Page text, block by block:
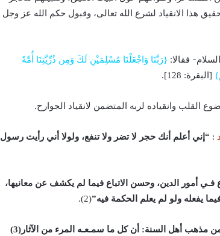
هذا الانقياد لشرع الله تعالى، وقبول حكم الله عز وجل
فقالا: {رَبَّنَا وَاجْعَلْنَا مُسْلِمَيْنِ لَكَ وَمِن ذُرِّيَّتِنَا أُمَّةً
[البقرة: 128].
القلب وانقياده لربه المتضمن لانقياد الجوارح.
: “إني أعلم أنك حجر لا تضر ولا تنفع، ولولا أني رأيت رسول
أمور الدين، وحسن الاتباع فيما لم يكشف عن معانيها،
يفعله ولو لم يعلم الحكمة فيه”(2).
“ومن مذهب أهل السنة: أن كل ما سمـعـه المرء من الآثار(3)